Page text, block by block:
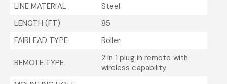
LINE MATERIAL
Steel
LENGTH (FT)
85
FAIRLEAD TYPE
Roller
REMOTE TYPE
2 in 1 plug in remote with
wireless capability